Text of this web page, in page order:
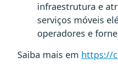
infraestrutura e
serviços móveis
operadores e
Saiba mais em https://